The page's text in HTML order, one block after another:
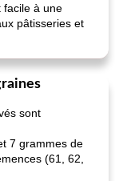
facile à une
pâtisseries et
sont
7 grammes de
(61, 62,